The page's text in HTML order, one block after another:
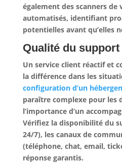
également des scanners de
automatisés, identifiant
potentielles avant qu’elles
Qualité du
Un service client réactif et
la différence dans les
configuration d’un
paraître complexe pour les
l’importance d’un
Vérifiez la disponibilité du
24/7), les canaux de
(téléphone, chat, email,
réponse garantis.